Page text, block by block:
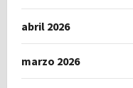
abril 2026
marzo 2026